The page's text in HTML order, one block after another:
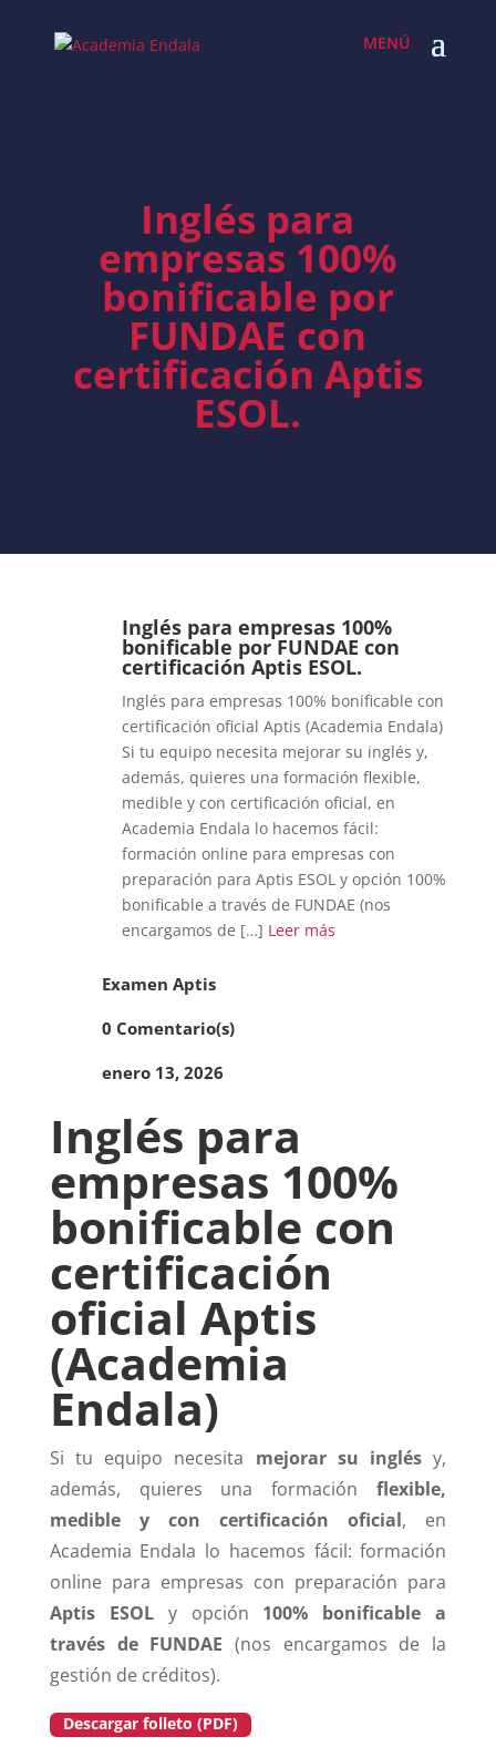
content
Inglés para
empresas 100%
bonificable por
FUNDAE con
certificación Aptis
ESOL.
Inglés para empresas 100%
bonificable por FUNDAE con
certificación Aptis ESOL.
Inglés para empresas 100% bonificable con
certificación oficial Aptis (Academia Endala)
Si tu equipo necesita mejorar su inglés y,
además, quieres una formación flexible,
medible y con certificación oficial, en
Academia Endala lo hacemos fácil:
formación online para empresas con
preparación para Aptis ESOL y opción 100%
bonificable a través de FUNDAE (nos
encargamos de […] Leer más
Examen Aptis
0 Comentario(s)
enero 13, 2026
Inglés para
empresas 100%
bonificable con
certificación
oficial Aptis
(Academia
Endala)
Si tu equipo necesita mejorar su inglés y,
además, quieres una formaciónflexible,
medible y con certificación oficial, en
Academia Endala lo hacemos fácil: formación
online para empresas con preparación para
Aptis ESOLy opción 100% bonificable a
través de FUNDAE (nos encargamos de la
gestión de créditos).
Descargar folleto (PDF)